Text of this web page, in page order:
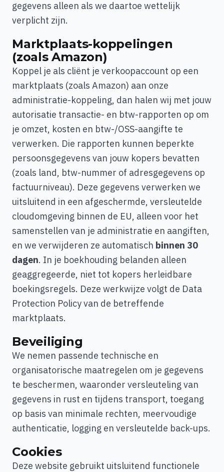
gegevens alleen als we daartoe wettelijk
verplicht zijn.
Marktplaats-koppelingen
(zoals Amazon)
Koppel je als cliënt je verkoopaccount op een
marktplaats (zoals Amazon) aan onze
administratie-koppeling, dan halen wij met jouw
autorisatie transactie- en btw-rapporten op om
je omzet, kosten en btw-/OSS-aangifte te
verwerken. Die rapporten kunnen beperkte
persoonsgegevens van jouw kopers bevatten
(zoals land, btw-nummer of adresgegevens op
factuurniveau). Deze gegevens verwerken we
uitsluitend in een afgeschermde, versleutelde
cloudomgeving binnen de EU, alleen voor het
samenstellen van je administratie en aangiften,
en we verwijderen ze automatisch binnen 30
dagen. In je boekhouding belanden alleen
geaggregeerde, niet tot kopers herleidbare
boekingsregels. Deze werkwijze volgt de Data
Protection Policy van de betreffende
marktplaats.
Beveiliging
We nemen passende technische en
organisatorische maatregelen om je gegevens
te beschermen, waaronder versleuteling van
gegevens in rust en tijdens transport, toegang
op basis van minimale rechten, meervoudige
authenticatie, logging en versleutelde back-ups.
Cookies
Deze website gebruikt uitsluitend functionele